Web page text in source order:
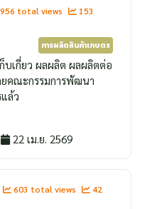
total views
153
การผลิตสินค้าเกษตร
บเกี่ยว ผลผลิต ผลผลิตต่อ
ยคณะกรรมการพัฒนา
ล้ว
22 เม.ย. 2569
603 total views
42